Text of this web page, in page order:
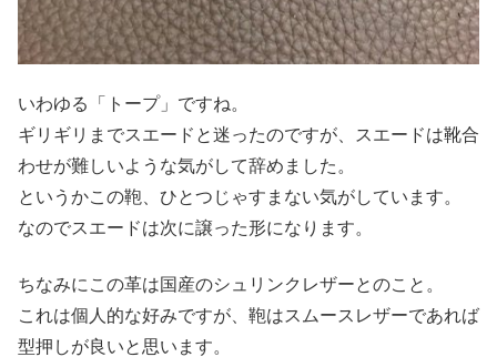
いわゆる「トープ」ですね。
ギリギリまでスエードと迷ったのですが、スエードは靴合
わせが難しいような気がして辞めました。
というかこの鞄、ひとつじゃすまない気がしています。
なのでスエードは次に譲った形になります。
ちなみにこの革は国産のシュリンクレザーとのこと。
これは個人的な好みですが、鞄はスムースレザーであれば
型押しが良いと思います。